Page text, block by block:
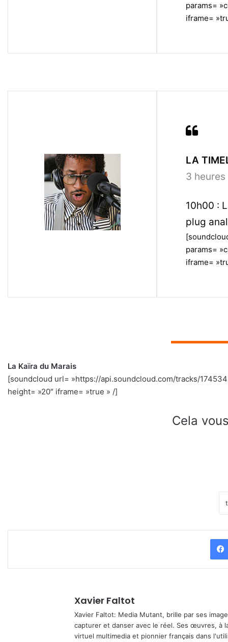
params=
iframe=
LA
3 heures
10h00 :
plug
params=
iframe=
La Kaïra du Marais
[soundcloud url= »https://api.soundcloud.com/tracks/
height= »20″ iframe= »true » /]
Cela
Xavier Faltot
Xavier Faltot: Media Mutant, brille par ses
capturer et danser avec le réel. Ses œuvres, à
virtuel multimedia et pionnier français dans